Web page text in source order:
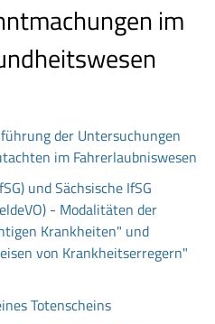
im
der Untersuchungen
im Fahrerlaubniswesen
und Sächsische IfSG
- Modalitäten der
Krankheiten" und
von Krankheitserregern"
Totenscheins